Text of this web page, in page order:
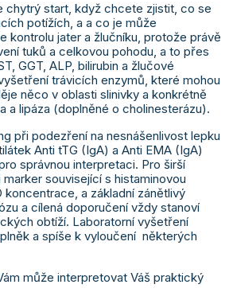
chytrý start, když chcete zjistit, co se
potížích, a a co je může
kontrolu jater a žlučníku, protože právě
tuků a celkovou pohodu, a to přes
GGT, ALP, bilirubin a žlučové
trávicích enzymů, které mohou
něco v oblasti slinivky a konkrétně
a lipáza (doplněné o cholinesterázu).
při podezření na nesnášenlivost lepku
Anti tTG (IgA) a Anti EMA (IgA)
správnou interpretaci. Pro širší
související s histaminovou
koncentrace, a základní zánětlivý
a cílená doporučení vždy stanoví
obtíží. Laboratorní vyšetření
a spíše k vyloučení některých
může interpretovat Váš praktický